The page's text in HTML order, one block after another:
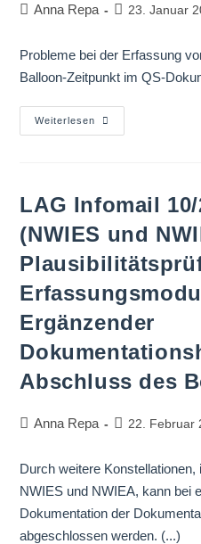
Anna Repa 23. Januar
Probleme bei der Erfassung
Balloon-Zeitpunkt im QS-
Weiterlesen
LAG Infomail 10/
(NWIES und
Ergänzender
Abschluss des
Anna Repa 22. Februar
Durch weitere
NWIES und NWIEA, kann bei
Dokumentation der
abgeschlossen werden. (...)